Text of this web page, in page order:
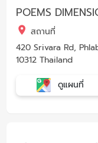
POEMS
สถานที่
420 Srivara Rd,
10312 Thailand
ดูแผนที่